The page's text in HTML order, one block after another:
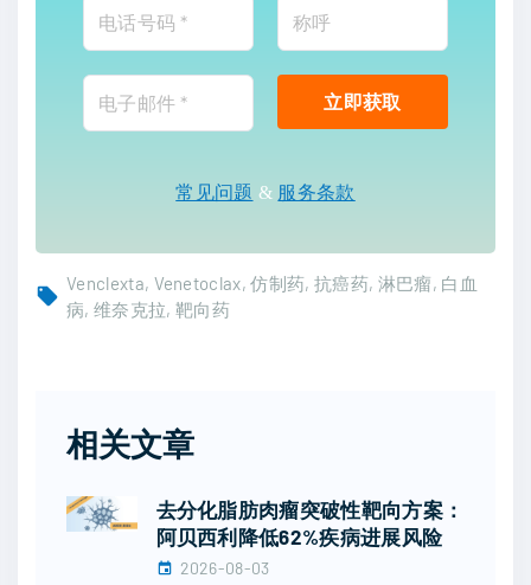
常见问题 & 服务条款
Venclexta Venetoclax 仿制药 抗癌药 淋巴瘤 白血
病 维奈克拉 靶向药
相关文章
去分化脂肪肉瘤突破性靶向方案：
阿贝西利降低62%疾病进展风险
2026-08-03